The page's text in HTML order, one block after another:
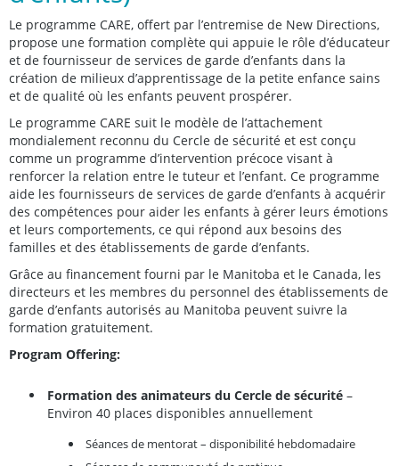
Le programme CARE, offert par l’entremise de New Directions,
propose une formation complète qui appuie le rôle d’éducateur
et de fournisseur de services de garde d’enfants dans la
création de milieux d’apprentissage de la petite enfance sains
et de qualité où les enfants peuvent prospérer.
Le programme CARE suit le modèle de l’attachement
mondialement reconnu du Cercle de sécurité et est conçu
comme un programme d’intervention précoce visant à
renforcer la relation entre le tuteur et l’enfant. Ce programme
aide les fournisseurs de services de garde d’enfants à acquérir
des compétences pour aider les enfants à gérer leurs émotions
et leurs comportements, ce qui répond aux besoins des
familles et des établissements de garde d’enfants.
Grâce au financement fourni par le Manitoba et le Canada, les
directeurs et les membres du personnel des établissements de
garde d’enfants autorisés au Manitoba peuvent suivre la
formation gratuitement.
Program Offering:
Formation des animateurs du Cercle de sécurité –
Environ 40 places disponibles annuellement
Séances de mentorat – disponibilité hebdomadaire